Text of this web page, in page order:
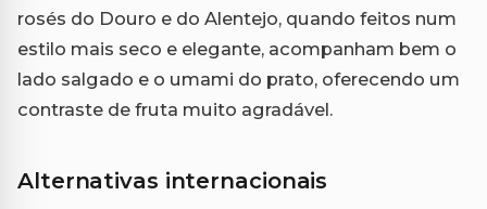
rosés do Douro e do Alentejo, quando feitos num
estilo mais seco e elegante, acompanham bem o
lado salgado e o umami do prato, oferecendo um
contraste de fruta muito agradável.
Alternativas internacionais